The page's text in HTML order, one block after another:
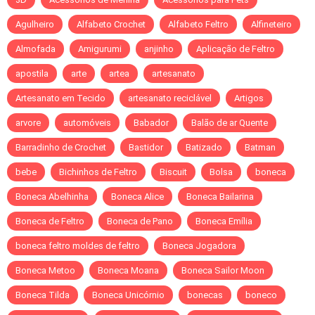
Agulheiro Alfabeto Crochet Alfabeto Feltro Alfineteiro
Almofada Amigurumi anjinho Aplicação de Feltro
apostila arte artea artesanato
Artesanato em Tecido artesanato reciclável Artigos
arvore automóveis Babador Balão de ar Quente
Barradinho de Crochet Bastidor Batizado Batman
bebe Bichinhos de Feltro Biscuit Bolsa boneca
Boneca Abelhinha Boneca Alice Boneca Bailarina
Boneca de Feltro Boneca de Pano Boneca Emília
boneca feltro moldes de feltro Boneca Jogadora
Boneca Metoo Boneca Moana Boneca Sailor Moon
Boneca Tilda Boneca Unicórnio bonecas boneco